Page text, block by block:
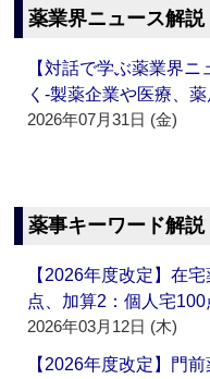
薬業界ニュース解説
【対話で学ぶ薬業界
く‐製薬企業や医療、
2026年07月31日 (金)
薬事キーワード解説
【2026年度改定】在
点、加算2：個人宅
2026年03月12日 (木)
【2026年度改定】門